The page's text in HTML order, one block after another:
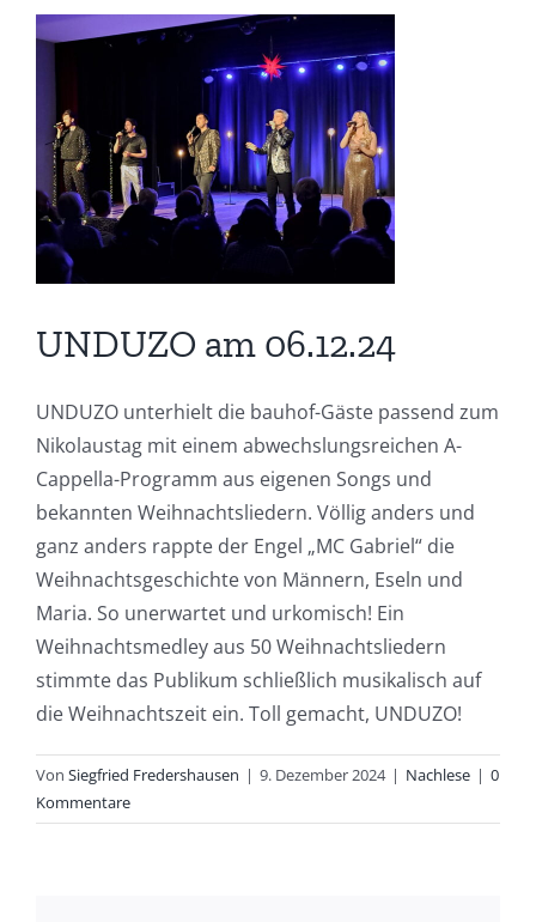
UNDUZO am 06.12.24
UNDUZO unterhielt die bauhof-Gäste passend zum
Nikolaustag mit einem abwechslungsreichen A-
Cappella-Programm aus eigenen Songs und
bekannten Weihnachtsliedern. Völlig anders und
ganz anders rappte der Engel „MC Gabriel“ die
Weihnachtsgeschichte von Männern, Eseln und
Maria. So unerwartet und urkomisch! Ein
Weihnachtsmedley aus 50 Weihnachtsliedern
stimmte das Publikum schließlich musikalisch auf
die Weihnachtszeit ein. Toll gemacht, UNDUZO!
Von Siegfried Fredershausen | 9. Dezember 2024 | Nachlese | 0
Kommentare